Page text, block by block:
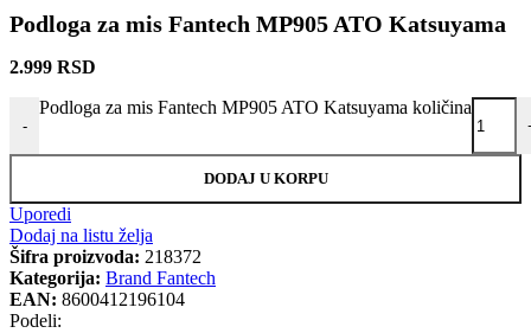
Podloga za mis Fantech MP905 ATO Katsuyama
2.999 RSD
-
Podloga za mis Fantech MP905 ATO Katsuyama količina
DODAJ U KORPU
Uporedi
Dodaj na listu želja
Šifra proizvoda: 218372
Kategorija: Brand Fantech
EAN: 8600412196104
Podeli: